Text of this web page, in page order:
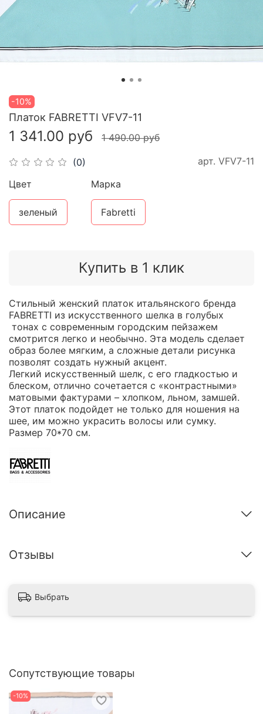
-10%
(0) арт. VFV7-11
Платок FABRETTI VFV7-11
1 341.00 руб 1 490.00 руб
Купить в 1 клик
Цвет
зеленый
Марка
Fabretti
Стильный женский платок итальянского бренда
FABRETTI из искусственного шелка в голубых
тонах с современным городским пейзажем
смотрится легко и необычно. Эта модель сделает
образ более мягким, а сложные детали рисунка
позволят создать нужный акцент.
Легкий искусственный шелк, с его гладкостью и
блеском, отлично сочетается с «контрастными»
матовыми фактурами – хлопком, льном, замшей.
Этот платок подойдет не только для ношения на
шее, им можно украсить волосы или сумку.
Размер 70*70 см.
Описание
Отзывы
Выбрать
Сопутствующие товары
-10%